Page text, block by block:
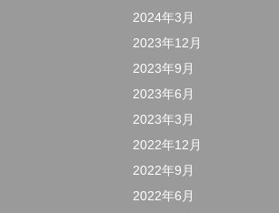
2024年3月
2023年12月
2023年9月
2023年6月
2023年3月
2022年12月
2022年9月
2022年6月